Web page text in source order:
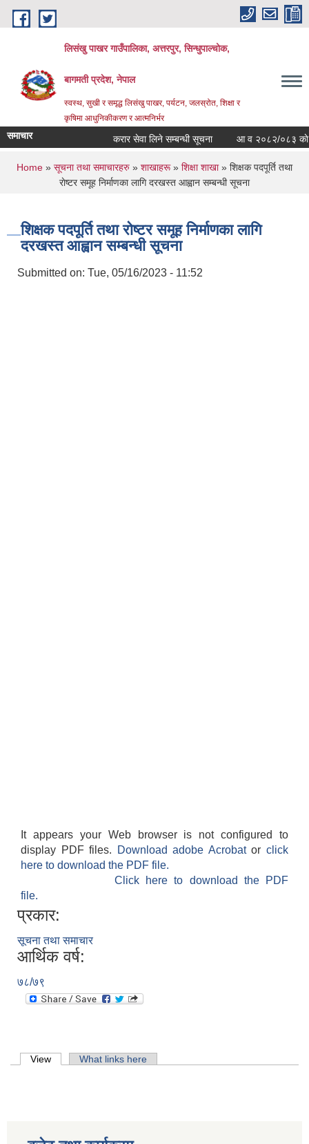
Skip to main content
लिसंखु पाखर गाउँपालिका, अत्तरपुर, सिन्धुपाल्चोक,
बागमती प्रदेश, नेपाल
स्वस्थ, सुखी र समृद्ध लिसंखु पाखर, पर्यटन, जलस्रोत, शिक्षा र
कृषिमा आधुनिकीकरण र आत्मनिर्भर
समाचार करार सेवा लिने सम्बन्धी सूचना आ व २०८२/०८३ काे
You are here
Home » सूचना तथा समाचारहरु » शाखाहरू» शिक्षा शाखा» शिक्षक पदपूर्ति तथा
राेष्टर समूह निर्माणका लागि दरखस्त आह्वान सम्बन्धी सूचना
शिक्षक पदपूर्ति तथा राेष्टर समूह निर्माणका लागि
दरखस्त आह्वान सम्बन्धी सूचना
Submitted on: Tue, 05/16/2023 - 11:52
It appears your Web browser is not configured to
display PDF files.
Download adobe Acrobatorclick
here to download the PDF file.
Click here to download the PDF
file.
प्रकार:
सूचना तथा समाचार
आर्थिक वर्ष:
७८/७९
Primary tabs
View (active tab)What links here